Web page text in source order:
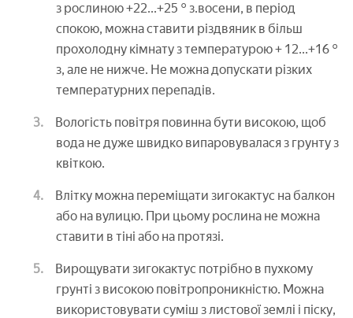
з рослиною +22...+25 ° з.восени, в період
спокою, можна ставити різдвяник в більш
прохолодну кімнату з температурою + 12...+16 °
з, але не нижче. Не можна допускати різких
температурних перепадів.
Вологість повітря повинна бути високою, щоб
вода не дуже швидко випаровувалася з грунту з
квіткою.
Влітку можна переміщати зигокактус на балкон
або на вулицю. При цьому рослина не можна
ставити в тіні або на протязі.
Вирощувати зигокактус потрібно в пухкому
грунті з високою повітропроникністю. Можна
використовувати суміш з листової землі і піску,